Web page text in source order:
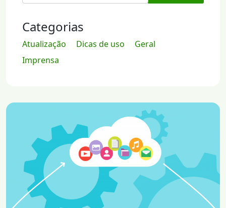
Categorias
Atualização Dicas de uso
Geral
Imprensa